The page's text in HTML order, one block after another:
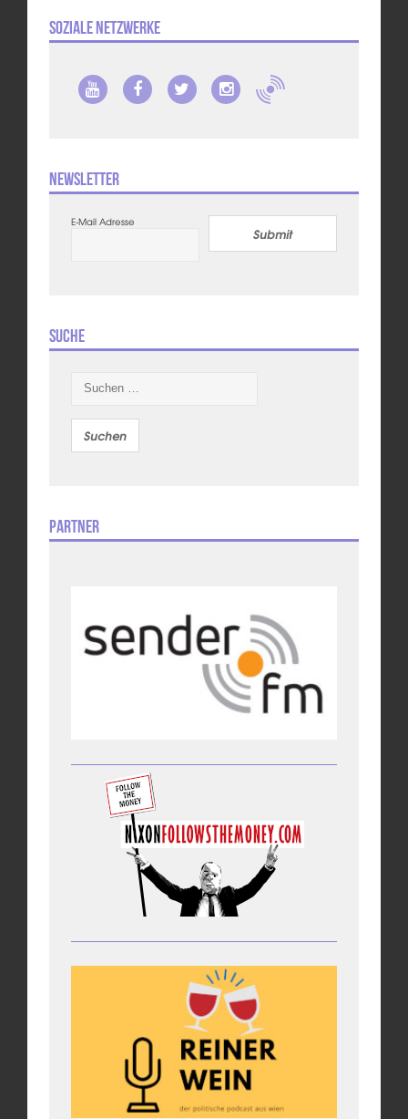
Soziale Netzwerke
Newsletter
E-Mail Adresse
Submit
Suche
nach:
Partner